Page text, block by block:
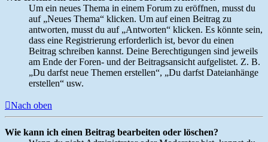
Um ein neues Thema in einem Forum zu eröffnen, musst du
auf „Neues Thema“ klicken. Um auf einen Beitrag zu
antworten, musst du auf „Antworten“ klicken. Es könnte sein,
dass eine Registrierung erforderlich ist, bevor du einen
Beitrag schreiben kannst. Deine Berechtigungen sind jeweils
am Ende der Foren- und der Beitragsansicht aufgelistet. Z. B.
„Du darfst neue Themen erstellen“, „Du darfst Dateianhänge
erstellen“ usw.
Nach oben
Wie kann ich einen Beitrag bearbeiten oder löschen?